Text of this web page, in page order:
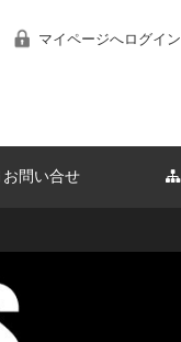
マイページへログイン
お問い合せ